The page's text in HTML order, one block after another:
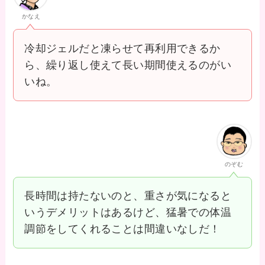
かなえ
冷却ジェルだと凍らせて再利用できるか
ら、繰り返し使えて長い期間使えるのがい
いね。
のぞむ
長時間は持たないのと、重さが気になると
いうデメリットはあるけど、猛暑での体温
調節をしてくれることは間違いなしだ！